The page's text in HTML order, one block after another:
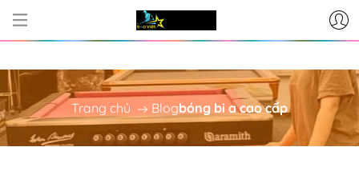
CƠ SỞ CUNG CẤP BÀN BI-A
Trang chủ Blogbóng bi a cao cấp